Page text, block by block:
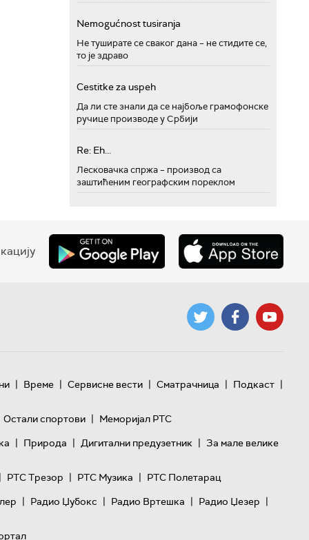
Nemogućnost tusiranja
Не туширате се сваког дана – не стидите се,
то је здраво
Cestitke za uspeh
Да ли сте знали да се најбоље грамофонске
ручице производе у Србији
Re: Eh...
Лесковачка спржа – производ са
заштићеним географским пореклом
| Време | Сервисне вести | Сматрачница | Подкаст |
Остали спортови | Меморијал РТС
| Природа | Дигитални предузетник | За мале велике
РТС Трезор | РТС Музика | РТС Полетарац
| Радио Џубокс | Радио Вртешка | Радио Џезер |